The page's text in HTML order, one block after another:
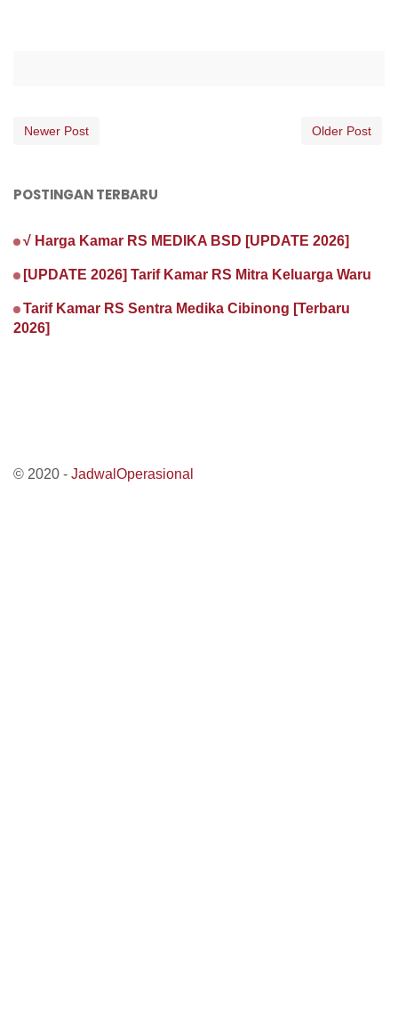
Newer Post Older Post
POSTINGAN TERBARU
√ Harga Kamar RS MEDIKA BSD [UPDATE 2026]
[UPDATE 2026] Tarif Kamar RS Mitra Keluarga Waru
Tarif Kamar RS Sentra Medika Cibinong [Terbaru
2026]
© 2020 - JadwalOperasional